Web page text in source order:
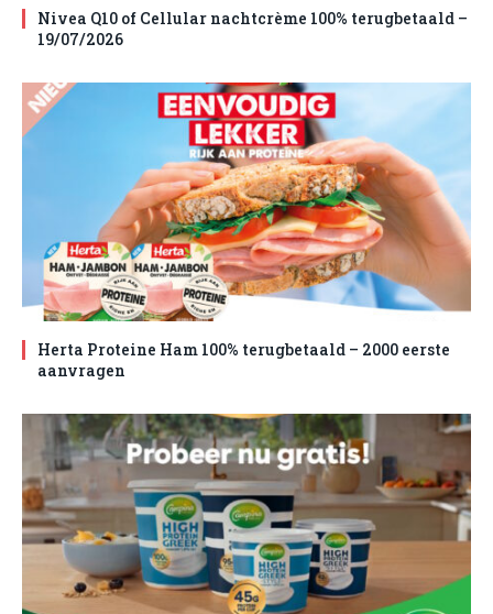
Nivea Q10 of Cellular nachtcrème 100% terugbetaald –
19/07/2026
Herta Proteine Ham 100% terugbetaald – 2000 eerste
aanvragen